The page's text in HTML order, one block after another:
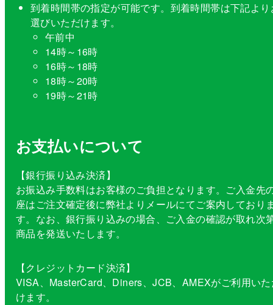
到着時間帯の指定が可能です。到着時間帯は下記より
選びいただけます。
午前中
14時～16時
16時～18時
18時～20時
19時～21時
お支払いについて
【銀行振り込み決済】
お振込み手数料はお客様のご負担となります。ご入金先
座はご注文確定後に弊社よりメールにてご案内しており
す。なお、銀行振り込みの場合、ご入金の確認が取れ次
商品を発送いたします。
【クレジットカード決済】
VISA、MasterCard、Diners、JCB、AMEXがご利用い
けます。